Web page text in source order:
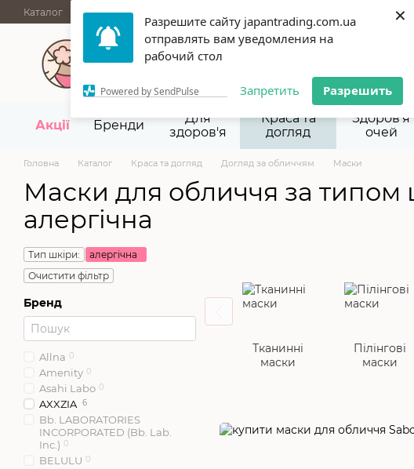
Разрешите сайту japantrading.com.ua
отправлять вам уведомления на
рабочий стол
Powered by SendPulse Запретить Разрешить
×
Перейти до основного контенту
Каталог АКЦІЇ НОВИНКИ
067 945-92-29,093 945-92-29
Акції Бренди
Для
здоров'я
Краса та
догляд
Здоров'я
очей
Головна Каталог Краса та догляд Догляд за обличчям Маски
Маски для обличчя за типом
алергічна
Тканинні
маски
Пілінгові
маски
Тип шкіри:
алергічна
Очистити фільтр
Бренд
Allna 0
Amenity 0
Asahi Labo 0
AXXZIA 6
Bb. LABORATORIES
INCORPORATED (Bb. Lab.
Inc.) 0
BELULU 0